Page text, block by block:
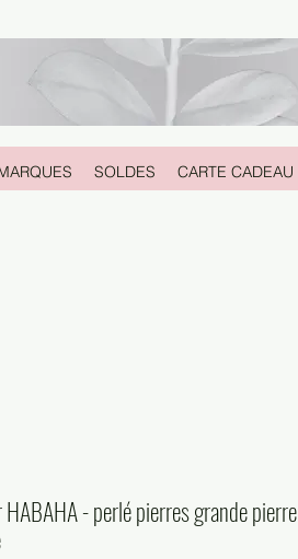
SOLDES CARTE CADEAU
HABAHA - perlé pierres grande pierre